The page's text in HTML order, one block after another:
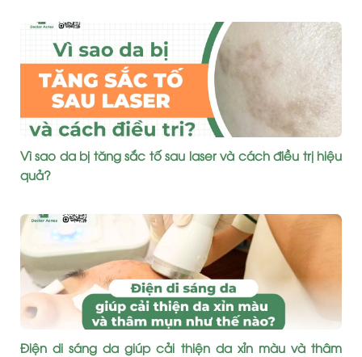
Vì sao da bị tăng sắc tố sau laser và cách điều trị hiệu
quả?
Điện di sáng da giúp cải thiện da xỉn màu và thâm